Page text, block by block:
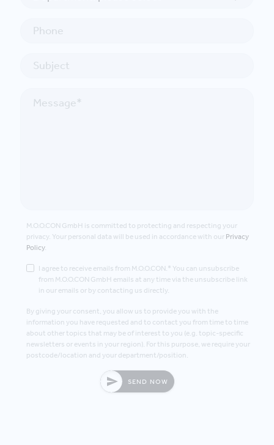
M.O.O.CON GmbH is committed to protecting and respecting your
privacy. Your personal data will be used in accordance with our Privacy
Policy.
I agree to receive emails from M.O.O.CON.* You can unsubscribe
from M.O.O.CON GmbH emails at any time via the unsubscribe link
in our emails or by contacting us directly.
By giving your consent, you allow us to provide you with the
information you have requested and to contact you from time to time
about other topics that may be of interest to you (e.g. topic-specific
newsletters or events in your region). For this purpose, we require your
postcode/location and your department/position.
SEND NOW